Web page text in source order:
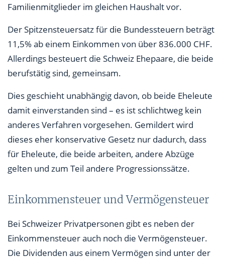
Familienmitglieder im gleichen Haushalt vor.
Der Spitzensteuersatz für die Bundessteuern beträgt
11,5% ab einem Einkommen von über 836.000 CHF.
Allerdings besteuert die Schweiz Ehepaare, die beide
berufstätig sind, gemeinsam.
Dies geschieht unabhängig davon, ob beide Eheleute
damit einverstanden sind – es ist schlichtweg kein
anderes Verfahren vorgesehen. Gemildert wird
dieses eher konservative Gesetz nur dadurch, dass
für Eheleute, die beide arbeiten, andere Abzüge
gelten und zum Teil andere Progressionssätze.
Einkommensteuer und Vermögensteuer
Bei Schweizer Privatpersonen gibt es neben der
Einkommensteuer auch noch die Vermögensteuer.
Die Dividenden aus einem Vermögen sind unter der